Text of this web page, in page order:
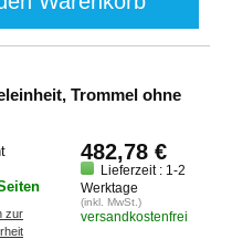
Trommel ohne
zur
482,78 €
Lieferzeit : 1-2
Werktage
(inkl. MwSt.)
versandkostenfrei